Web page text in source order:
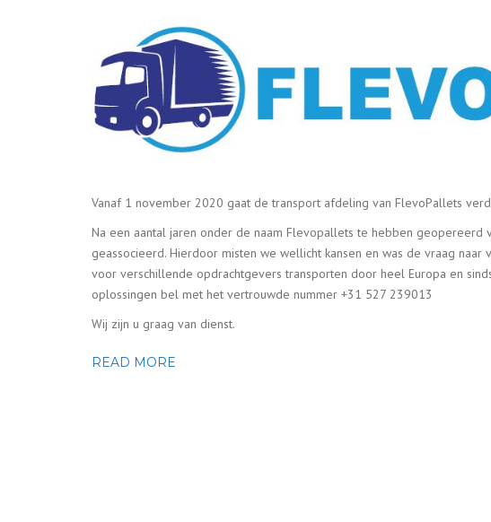
Vanaf 1 november 2020 gaat de transport afdeling van FlevoPallets
Na een aantal jaren onder de naam Flevopallets te hebben
geassocieerd. Hierdoor misten we wellicht kansen en was de vraag
voor verschillende opdrachtgevers transporten door heel Europa en
oplossingen bel met het vertrouwde nummer +31 527 239013
Wij zijn u graag van dienst.
READ MORE